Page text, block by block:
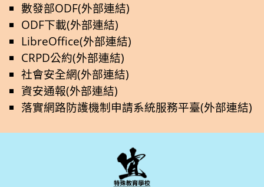
數發部ODF(外部連結)
ODF下載(外部連結)
LibreOffice(外部連結)
CRPD公約(外部連結)
社會安全網(外部連結)
資安通報(外部連結)
落實網路防護機制申請系統服務平臺(外部連結)